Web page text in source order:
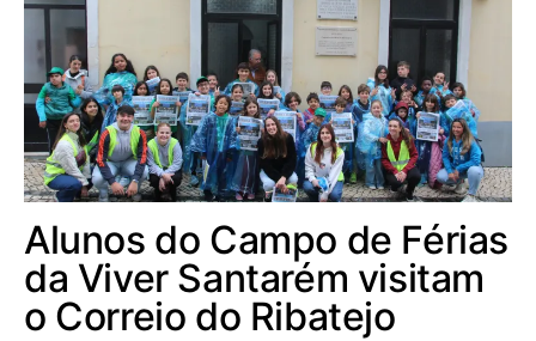
Alunos do Campo de Férias
da Viver Santarém visitam
o Correio do Ribatejo